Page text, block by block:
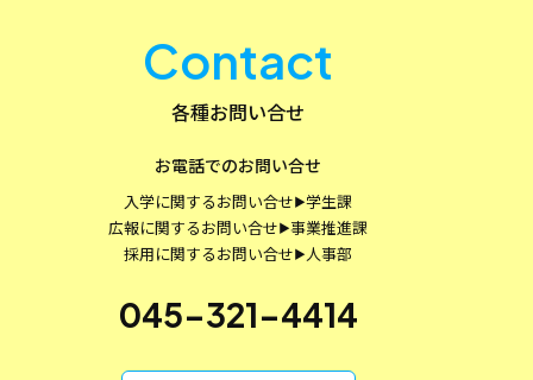
Contact
各種お問い合せ
お電話でのお問い合せ
入学に関するお問い合せ▶学生課
広報に関するお問い合せ▶事業推進課
採用に関するお問い合せ▶ 人事部
045-321-4414